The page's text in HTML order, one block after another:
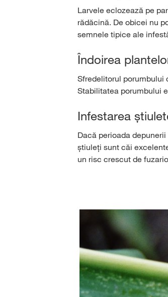
Larvele eclozează pe
rădăcină. De obicei nu
semnele tipice ale
Îndoirea
Sfredelitorul porumbului
Stabilitatea porumbului
Infestarea
Dacă perioada
știuleți sunt căi
un risc crescut de